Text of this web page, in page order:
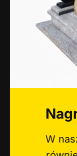
W